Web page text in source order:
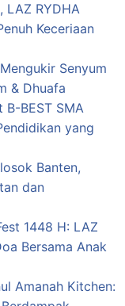
LAZ RYDHA
Keceriaan
Senyum
& Dhuafa
B-BEST SMA
yang
Banten,
dan
1448 H: LAZ
Bersama Anak
Amanah Kitchen: